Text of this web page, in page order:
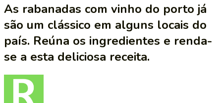
As rabanadas com vinho do porto já
são um clássico em alguns locais do
país. Reúna os ingredientes e renda-
se a esta deliciosa receita.